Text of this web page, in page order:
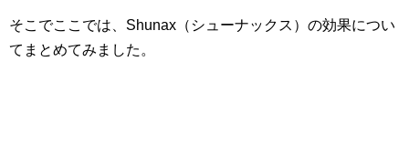
そこでここでは、Shunax（シューナックス）の効果につい
てまとめてみました。